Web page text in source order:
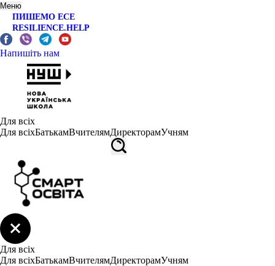
Меню
ПИШЕМО ЕСЕ
RESILIENCE.HELP
Напишіть нам
Для всіх
Для всіхБатькамВчителямДиректорамУчням
Для всіх
Для всіхБатькамВчителямДиректорамУчням